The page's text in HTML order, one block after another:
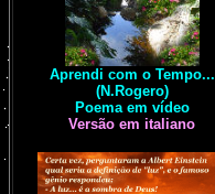
Aprendi com o Tempo...
(N.Rogero)
Poema em vídeo
Versão em italiano